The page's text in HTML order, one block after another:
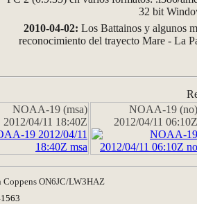
32 bit
2010-04-02: Los Battainos y algunos
reconocimiento del trayecto Mare - La
NOAA-19 (msa)
2012/04/11 18:40Z
NOAA-19 (no)
2012/04/11 06:10Z
Coppens ON6JC/LW3HAZ